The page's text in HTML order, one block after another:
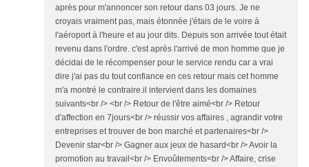
après pour m'annoncer son retour dans 03 jours. Je ne
croyais vraiment pas, mais étonnée j'étais de le voire à
l'aéroport à l'heure et au jour dits. Depuis son arrivée tout était
revenu dans l'ordre. c'est après l'arrivé de mon homme que je
décidai de le récompenser pour le service rendu car a vrai
dire j'ai pas du tout confiance en ces retour mais cet homme
m'a montré le contraire.il intervient dans les domaines
suivants<br /> <br /> Retour de l'être aimé<br /> Retour
d'affection en 7jours<br /> réussir vos affaires , agrandir votre
entreprises et trouver de bon marché et partenaires<br />
Devenir star<br /> Gagner aux jeux de hasard<br /> Avoir la
promotion au travail<br /> Envoûtements<br /> Affaire, crise